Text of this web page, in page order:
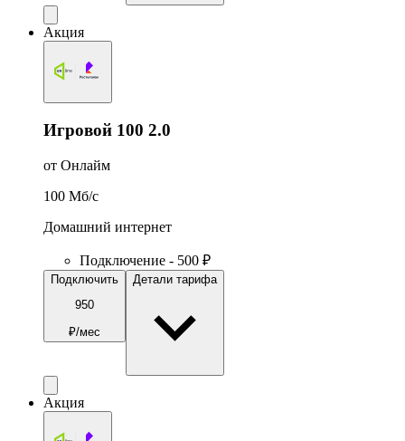
Акция
Игровой 100 2.0
от Онлайм
100 Мб/c
Домашний интернет
Подключение - 500 ₽
Подключить
950
₽/мес
Детали тарифа
Акция